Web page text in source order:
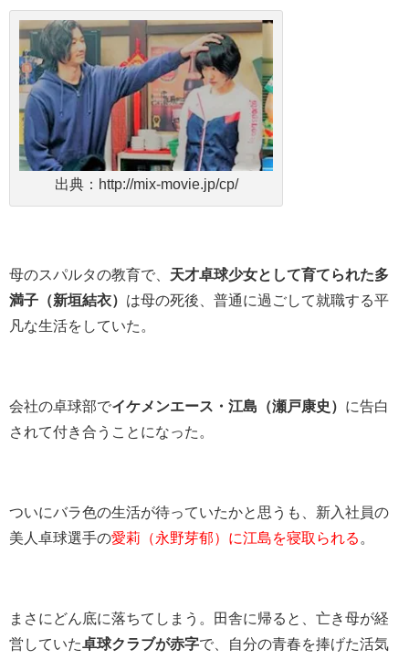
出典：http://mix-movie.jp/cp/
母のスパルタの教育で、 天才卓球少女として育てられた多
満子（新垣結衣） は母の死後、普通に過ごして就職する平
凡な生活をしていた。
会社の卓球部でイケメンエース・江島（瀬戸康史） に告白
されて付き合うことになった。
ついにバラ色の生活が待っていたかと思うも、新入社員の
美人卓球選手の愛莉（永野芽郁）に江島を寝取られる
まさにどん底に落ちてしまう。田舎に帰ると、亡き母が経
営していた卓球クラブが赤字で、自分の青春を捧げた活気